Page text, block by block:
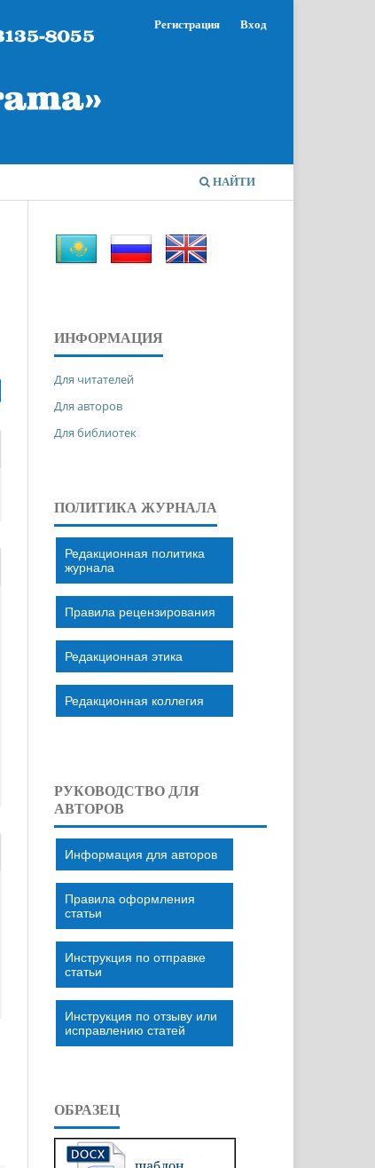
НАЙТИ
Регистрация Вход
ИНФОРМАЦИЯ
Для читателей
Для авторов
Для библиотек
ПОЛИТИКА ЖУРНАЛА
Редакционная политика
журнала
Правила рецензирования
Редакционная этика
Редакционная коллегия
РУКОВОДСТВО ДЛЯ
АВТОРОВ
Информация для авторов
Правила оформления
статьи
Инструкция по отправке
статьи
Инструкция по отзыву или
исправлению статей
ОБРАЗЕЦ